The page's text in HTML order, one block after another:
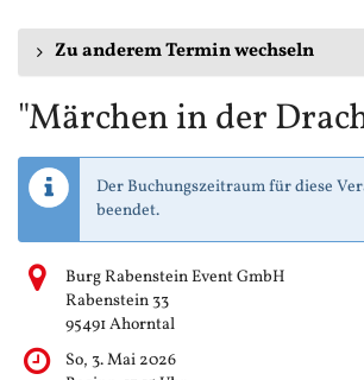
Zu anderem Termin wechseln
"Märchen in der
Der Buchungszeitraum für diese
beendet.
Burg Rabenstein Event GmbH
Rabenstein 33
95491 Ahorntal
So, 3. Mai 2026